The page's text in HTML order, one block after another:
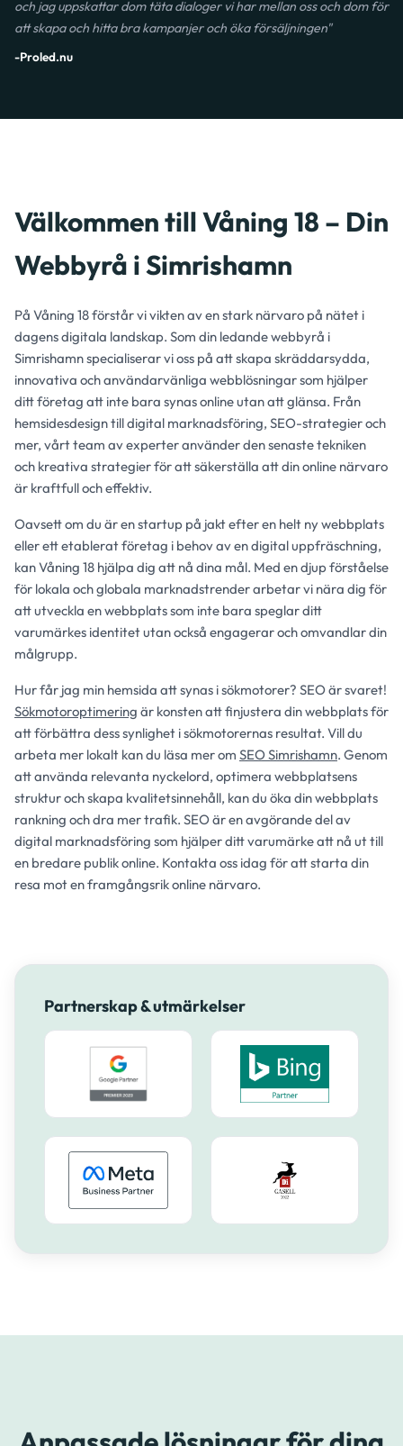
och jag uppskattar dom täta dialoger vi har mellan oss och dom för
att skapa och hitta bra kampanjer och öka försäljningen"
-Proled.nu
Välkommen till Våning 18 – Din
Webbyrå i Simrishamn
På Våning 18 förstår vi vikten av en stark närvaro på nätet i
dagens digitala landskap. Som din ledande webbyrå i
Simrishamn specialiserar vi oss på att skapa skräddarsydda,
innovativa och användarvänliga webblösningar som hjälper
ditt företag att inte bara synas online utan att glänsa. Från
hemsidesdesign till digital marknadsföring, SEO-strategier och
mer, vårt team av experter använder den senaste tekniken
och kreativa strategier för att säkerställa att din online närvaro
är kraftfull och effektiv.
Oavsett om du är en startup på jakt efter en helt ny webbplats
eller ett etablerat företag i behov av en digital uppfräschning,
kan Våning 18 hjälpa dig att nå dina mål. Med en djup förståelse
för lokala och globala marknadstrender arbetar vi nära dig för
att utveckla en webbplats som inte bara speglar ditt
varumärkes identitet utan också engagerar och omvandlar din
målgrupp.
Hur får jag min hemsida att synas i sökmotorer? SEO är svaret!
Sökmotoroptimering är konsten att finjustera din webbplats för
att förbättra dess synlighet i sökmotorernas resultat. Vill du
arbeta mer lokalt kan du läsa mer om SEO Simrishamn. Genom
att använda relevanta nyckelord, optimera webbplatsens
struktur och skapa kvalitetsinnehåll, kan du öka din webbplats
rankning och dra mer trafik. SEO är en avgörande del av
digital marknadsföring som hjälper ditt varumärke att nå ut till
en bredare publik online. Kontakta oss idag för att starta din
resa mot en framgångsrik online närvaro.
Partnerskap & utmärkelser